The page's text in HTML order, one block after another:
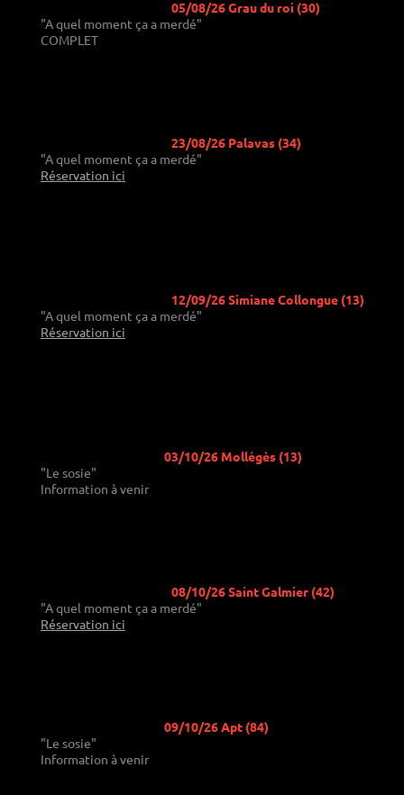
05/08/26 Grau du roi (30)
"A quel moment ça a merdé"
COMPLET
23/08/26 Palavas (34)
"A quel moment ça a merdé"
Réservation ici
12/09/26 Simiane Collongue (13)
"A quel moment ça a merdé"
Réservation ici
03/10/26 Mollégès (13)
"Le sosie"
Information à venir
08/10/26 Saint Galmier (42)
"A quel moment ça a merdé"
Réservation ici
09/10/26 Apt (84)
"Le sosie"
Information à venir